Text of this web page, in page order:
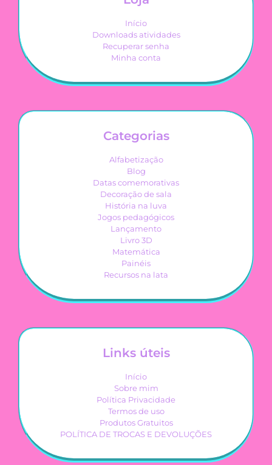
Início
Downloads atividades
Recuperar senha
Minha conta
Categorias
Alfabetização
Blog
Datas comemorativas
Decoração de sala
História na luva
Jogos pedagógicos
Lançamento
Livro 3D
Matemática
Painéis
Recursos na lata
Links úteis
Início
Sobre mim
Política Privacidade
Termos de uso
Produtos Gratuitos
POLÍTICA DE TROCAS E DEVOLUÇÕES